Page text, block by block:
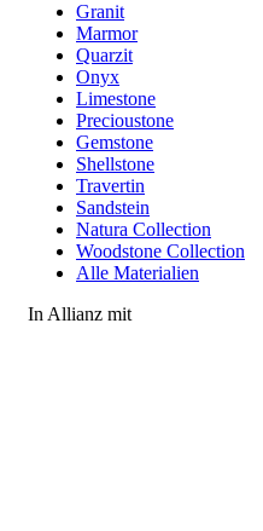
Granit
Marmor
Quarzit
Onyx
Limestone
Precioustone
Gemstone
Shellstone
Travertin
Sandstein
Natura Collection
Woodstone Collection
Alle Materialien
In Allianz mit